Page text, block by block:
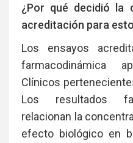
¿Por qué decidió la
acreditación para
Los ensayos
farmacodinámica
Clínicos
Los resultados
relacionan la
efecto biológico en